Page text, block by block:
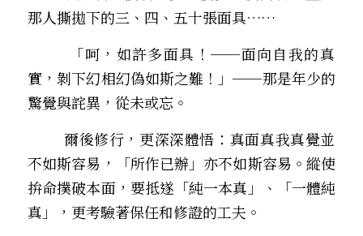
那人撕拋下的三、四、五十張面具……
實，剝下幻相幻偽如斯之難！」──那是年少的
驚覺與詫異，從未或忘。
不如斯容易，「所作已辦」亦不如斯容易。縱使
拚命撲破本面，要抵遂「純一本真」、「一體純
真」，更考驗著保任和修證的工夫。